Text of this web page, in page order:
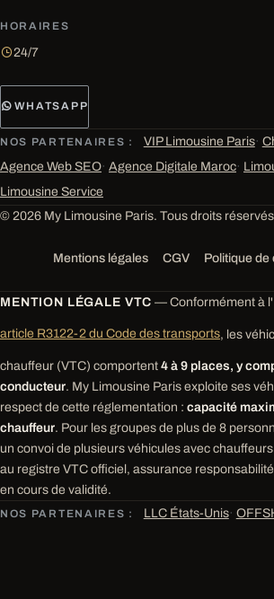
HORAIRES
24/7
WHATSAPP
NOS PARTENAIRES : VIP Limousine Paris·
Agence Web SEO· Agence Digitale Maroc·
Limousine Service
© 2026 My Limousine Paris. Tous droits
Mentions légales CGV Politique de
MENTION LÉGALE VTC — Conformément à l'
article R3122-2 du Code des transports, les
chauffeur (VTC) comportent 4 à 9 places, y
conducteur. My Limousine Paris exploite ses
respect de cette réglementation : capacité
chauffeur. Pour les groupes de plus de 8
un convoi de plusieurs véhicules avec
au registre VTC officiel, assurance
en cours de validité.
NOS PARTENAIRES : LLC États-Unis·